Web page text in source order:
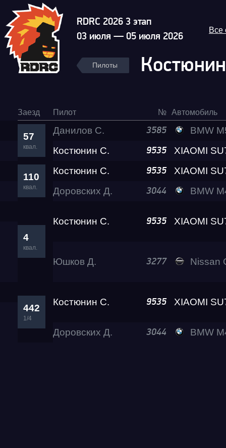
RDRC 2026 3 этап
03 июля — 05 июля 2026
Все
Пилоты
Заезд Пилот № Автомобиль
57
квал.
Данилов С. 3585
BMW M5
Костюнин С.
9535
110
квал.
Костюнин С. 9535
Доровских Д. 3044 BMW M4
4
квал.
Костюнин С. 9535
Юшков Д. 3277 Nissan
442
1/4
Костюнин С. 9535
Доровских Д. 3044 BMW M4